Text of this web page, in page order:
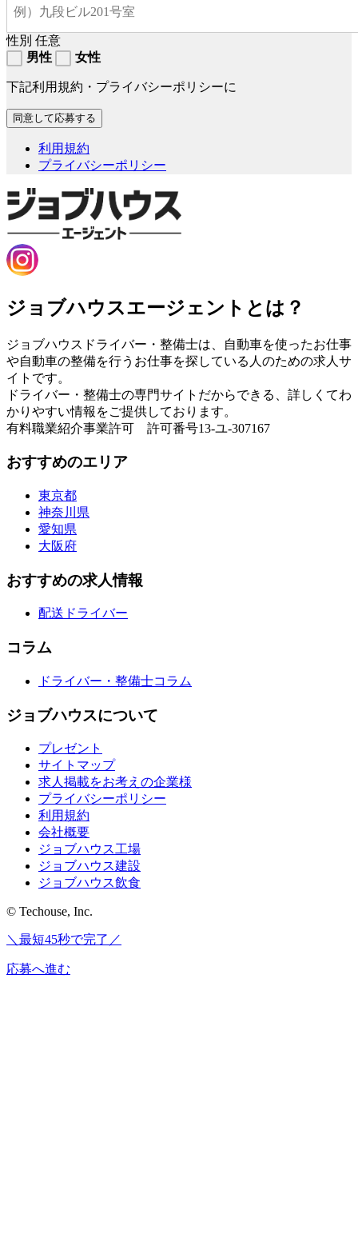
性別 任意
男性
女性
下記利用規約・プライバシーポリシーに
利用規約
プライバシーポリシー
ジョブハウスエージェントとは？
ジョブハウスドライバー・整備士は、自動車を使ったお仕事
や自動車の整備を行うお仕事を探している人のための求人サ
イトです。
ドライバー・整備士の専門サイトだからできる、詳しくてわ
かりやすい情報をご提供しております。
有料職業紹介事業許可 許可番号13-ユ-307167
おすすめのエリア
東京都
神奈川県
愛知県
大阪府
おすすめの求人情報
配送ドライバー
コラム
ドライバー・整備士コラム
ジョブハウスについて
プレゼント
サイトマップ
求人掲載をお考えの企業様
プライバシーポリシー
利用規約
会社概要
ジョブハウス工場
ジョブハウス建設
ジョブハウス飲食
© Techouse, Inc.
＼最短45秒で完了／
応募へ進む